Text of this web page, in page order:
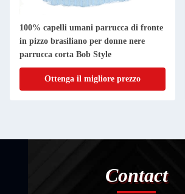
100% capelli umani parrucca di fronte
in pizzo brasiliano per donne nere
parrucca corta Bob Style
Ottenga il migliore prezzo
Contact